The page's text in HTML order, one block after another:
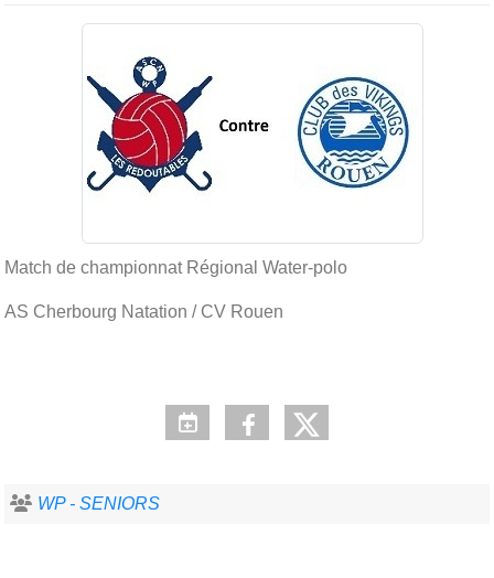
Match de championnat Régional Water-polo
AS Cherbourg Natation / CV Rouen
WP - SENIORS